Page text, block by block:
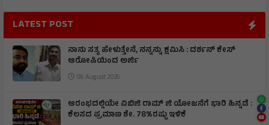
LATEST POST
ನಾನು ಸತ್ಯ ಹೇಳುತ್ತೇನೆ, ನನ್ನನ್ನು ಕ್ಷಮಿಸಿ : ದರ್ಶನ್ ಕೇಸ್
ಆರೋಪಿಯಿಂದ ಅರ್ಜಿ
06 August 2026
ಆರಂಭದಲ್ಲಿಯೇ ವಿಬಿಜಿ ರಾಮ್ ಜಿ ಯೋಜನೆಗೆ ಭಾರಿ ಹಿನ್ನಡೆ :
ಕೆಲಸದ ಪ್ರಮಾಣ ಶೇ. 78%ರಷ್ಟು ಇಳಿಕೆ